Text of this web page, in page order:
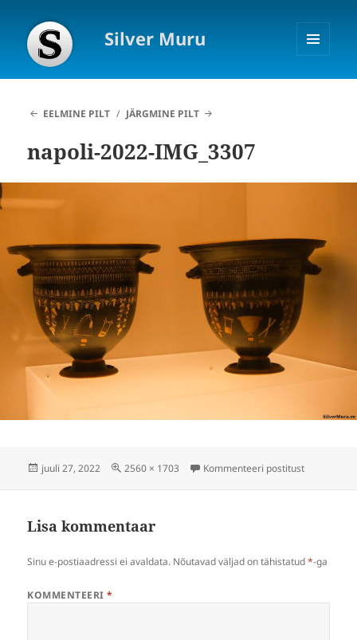
Silver Muru
JA
EELMINE PILT
JÄRGMINE PILT
napoli-2022-IMG_3307
Postitatud
juuli 27, 2022 Täissuuruses
2560 × 1703 Kommenteeri postitustnapoli-
Lisa kommentaar
Sinu e-postiaadressi ei avaldata. Nõutavad väljad on tähistatud*-ga
KOMMENTEERI*